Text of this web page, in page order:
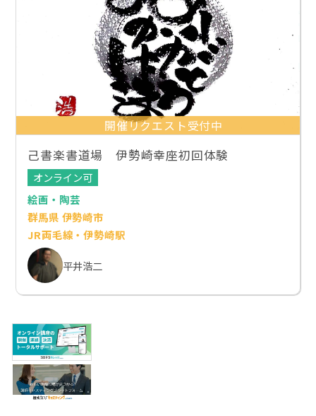
開催リクエスト受付中
己書楽書道場 伊勢崎幸座初回体験
オンライン可
絵画・陶芸
群馬県 伊勢崎市
JR両毛線・伊勢崎駅
平井浩二